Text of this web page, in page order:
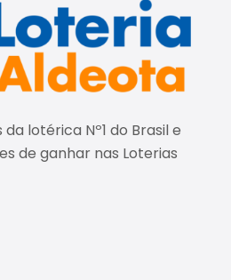
lotérica Nº1 do Brasil e
de ganhar nas Loterias